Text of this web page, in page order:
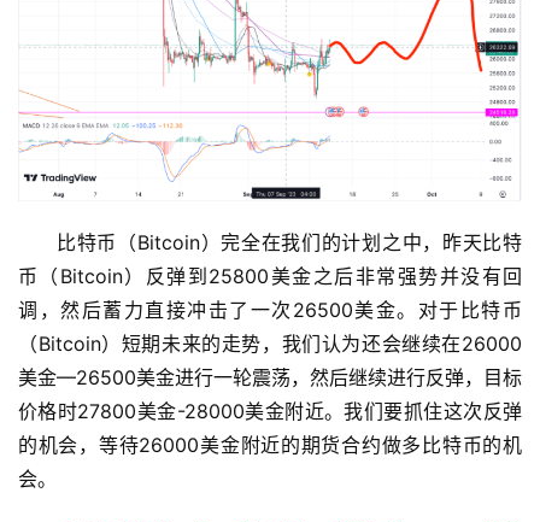
比特币（Bitcoin）完全在我们的计划之中，昨天比特
币（Bitcoin）反弹到25800美金之后非常强势并没有回
调，然后蓄力直接冲击了一次26500美金。对于比特币
（Bitcoin）短期未来的走势，我们认为还会继续在26000
美金—26500美金进行一轮震荡，然后继续进行反弹，目标
价格时27800美金-28000美金附近。我们要抓住这次反弹
的机会，等待26000美金附近的期货合约做多比特币的机
会。